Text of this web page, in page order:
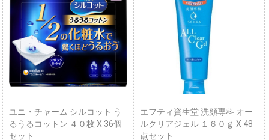
ユニ・チャーム シルコット う
るうるコットン ４０枚 X 36個
セット
エフティ資生堂 洗顔専科 オー
ルクリアジェル １６０ｇ X 48
点セット